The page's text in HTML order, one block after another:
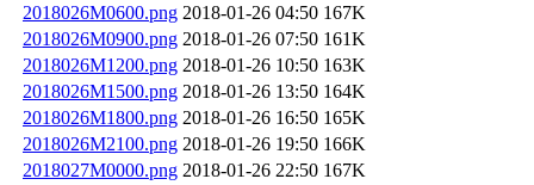
2018026M0600.png 2018-01-26 04:50 167K
2018026M0900.png 2018-01-26 07:50 161K
2018026M1200.png 2018-01-26 10:50 163K
2018026M1500.png 2018-01-26 13:50 164K
2018026M1800.png 2018-01-26 16:50 165K
2018026M2100.png 2018-01-26 19:50 166K
2018027M0000.png 2018-01-26 22:50 167K